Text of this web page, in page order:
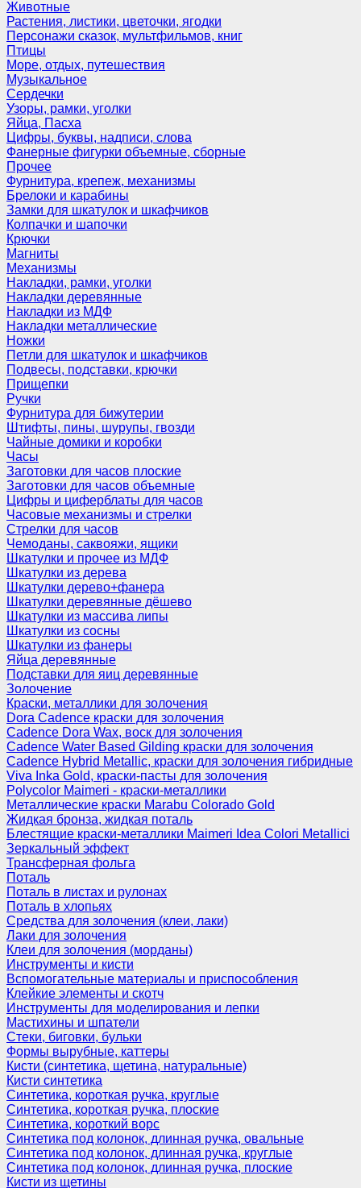
Животные
Растения, листики, цветочки, ягодки
Персонажи сказок, мультфильмов, книг
Птицы
Море, отдых, путешествия
Музыкальное
Сердечки
Узоры, рамки, уголки
Яйца, Пасха
Цифры, буквы, надписи, слова
Фанерные фигурки объемные, сборные
Прочее
Фурнитура, крепеж, механизмы
Брелоки и карабины
Замки для шкатулок и шкафчиков
Колпачки и шапочки
Крючки
Магниты
Механизмы
Накладки, рамки, уголки
Накладки деревянные
Накладки из МДФ
Накладки металлические
Ножки
Петли для шкатулок и шкафчиков
Подвесы, подставки, крючки
Прищепки
Ручки
Фурнитура для бижутерии
Штифты, пины, шурупы, гвозди
Чайные домики и коробки
Часы
Заготовки для часов плоские
Заготовки для часов объемные
Цифры и циферблаты для часов
Часовые механизмы и стрелки
Стрелки для часов
Чемоданы, саквояжи, ящики
Шкатулки и прочее из МДФ
Шкатулки из дерева
Шкатулки дерево+фанера
Шкатулки деревянные дёшево
Шкатулки из массива липы
Шкатулки из сосны
Шкатулки из фанеры
Яйца деревянные
Подставки для яиц деревянные
Золочение
Краски, металлики для золочения
Dora Cadence краски для золочения
Cadence Dora Wax, воск для золочения
Cadence Water Based Gilding краски для золочения
Cadence Hybrid Metallic, краски для золочения гибридные
Viva Inka Gold, краски-пасты для золочения
Polycolor Maimeri - краски-металлики
Металлические краски Marabu Colorado Gold
Жидкая бронза, жидкая поталь
Блестящие краски-металлики Maimeri Idea Colori Metallici
Зеркальный эффект
Трансферная фольга
Поталь
Поталь в листах и рулонах
Поталь в хлопьях
Средства для золочения (клеи, лаки)
Лаки для золочения
Клеи для золочения (морданы)
Инструменты и кисти
Вспомогательные материалы и приспособления
Клейкие элементы и скотч
Инструменты для моделирования и лепки
Мастихины и шпатели
Стеки, биговки, бульки
Формы вырубные, каттеры
Кисти (синтетика, щетина, натуральные)
Кисти синтетика
Синтетика, короткая ручка, круглые
Синтетика, короткая ручка, плоские
Синтетика, короткий ворс
Синтетика под колонок, длинная ручка, овальные
Синтетика под колонок, длинная ручка, круглые
Синтетика под колонок, длинная ручка, плоские
Кисти из щетины